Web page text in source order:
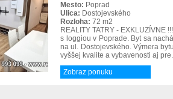
Mesto: Poprad
Ulica: Dostojevského
Rozloha: 72 m2
REALITY TATRY -
s loggiou v Poprade. Byt sa
na ul. Dostojevského. Výmera
vyššej kvalite a vybavenosti aj
Zobraz ponuku